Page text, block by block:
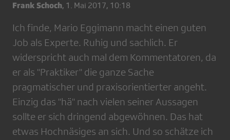
Frank Schoch, 1. Mai 2017, 10:18
Ich finde, Mario Eggimann macht einen guten
Job als Experte. Ruhig und sachlich. Er
widerspricht auch mal dem Kommentatoren, da
er als "Praktiker" die ganze Sache
pragmatischer und praxisorientierter angeht.
Einzig das "hä" nach vielen seiner Aussagen
sollte er sich dringend abgewöhnen. Das hat
etwas Hochnäsiges an sich. Und so schätze ich